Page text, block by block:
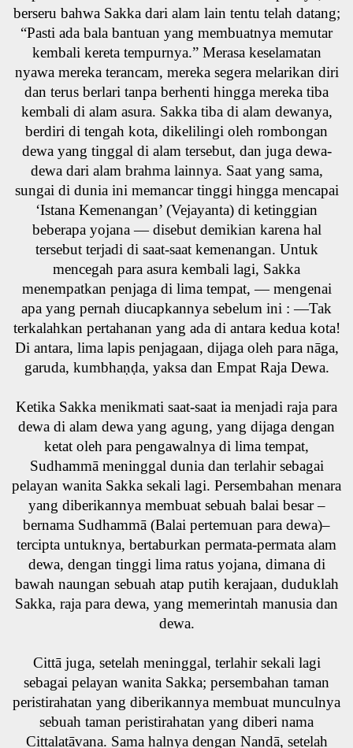
berseru bahwa Sakka dari alam lain tentu telah datang;
“Pasti ada bala bantuan yang membuatnya memutar
kembali kereta tempurnya.” Merasa keselamatan
nyawa mereka terancam, mereka segera melarikan diri
dan terus berlari tanpa berhenti hingga mereka tiba
kembali di alam asura. Sakka tiba di alam dewanya,
berdiri di tengah kota, dikelilingi oleh rombongan
dewa yang tinggal di alam tersebut, dan juga dewa-
dewa dari alam brahma lainnya. Saat yang sama,
sungai di dunia ini memancar tinggi hingga mencapai
‘Istana Kemenangan’ (Vejayanta) di ketinggian
beberapa yojana — disebut demikian karena hal
tersebut terjadi di saat-saat kemenangan. Untuk
mencegah para asura kembali lagi, Sakka
menempatkan penjaga di lima tempat, — mengenai
apa yang pernah diucapkannya sebelum ini : —Tak
terkalahkan pertahanan yang ada di antara kedua kota!
Di antara, lima lapis penjagaan, dijaga oleh para nāga,
garuda, kumbhaṇḍa, yaksa dan Empat Raja Dewa.
Ketika Sakka menikmati saat-saat ia menjadi raja para
dewa di alam dewa yang agung, yang dijaga dengan
ketat oleh para pengawalnya di lima tempat,
Sudhammā meninggal dunia dan terlahir sebagai
pelayan wanita Sakka sekali lagi. Persembahan menara
yang diberikannya membuat sebuah balai besar –
bernama Sudhammā (Balai pertemuan para dewa)–
tercipta untuknya, bertaburkan permata-permata alam
dewa, dengan tinggi lima ratus yojana, dimana di
bawah naungan sebuah atap putih kerajaan, duduklah
Sakka, raja para dewa, yang memerintah manusia dan
dewa.
Cittā juga, setelah meninggal, terlahir sekali lagi
sebagai pelayan wanita Sakka; persembahan taman
peristirahatan yang diberikannya membuat munculnya
sebuah taman peristirahatan yang diberi nama
Cittalatāvana. Sama halnya dengan Nandā, setelah